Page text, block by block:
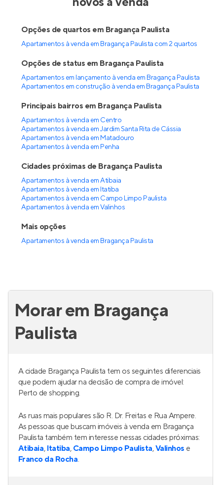
Opções de quartos em Bragança Paulista
Apartamentos à venda em Bragança Paulista com 2 quartos
Opções de status em Bragança Paulista
Apartamentos em lançamento à venda em Bragança Paulista
Apartamentos em construção à venda em Bragança Paulista
Principais bairros em Bragança Paulista
Apartamentos à venda em Centro
Apartamentos à venda em Jardim Santa Rita de Cássia
Apartamentos à venda em Matadouro
Apartamentos à venda em Penha
Cidades próximas de Bragança Paulista
Apartamentos à venda em Atibaia
Apartamentos à venda em Itatiba
Apartamentos à venda em Campo Limpo Paulista
Apartamentos à venda em Valinhos
Mais opções
Apartamentos à venda em Bragança Paulista
Morar em Bragança
Paulista
A cidade Bragança Paulista tem os seguintes diferenciais
que podem ajudar na decisão de compra de imóvel:
Perto de shopping.
As ruas mais populares são R. Dr. Freitas e Rua Ampere.
As pessoas que buscam imóveis à venda em Bragança
Paulista também tem interesse nessas cidades próximas:
Atibaia, Itatiba, Campo Limpo Paulista,Valinhos e
Franco da Rocha.